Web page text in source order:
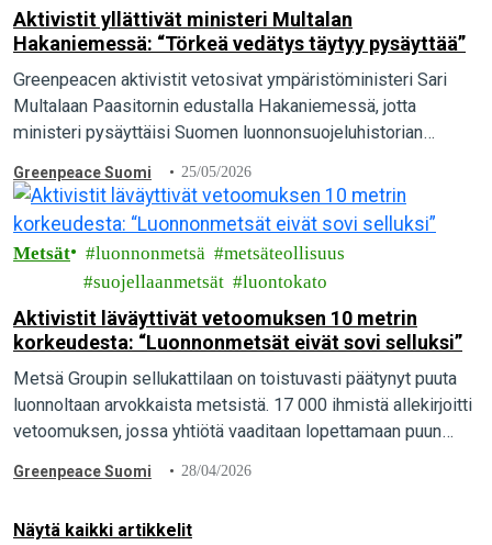
Aktivistit yllättivät ministeri Multalan
Hakaniemessä: “Törkeä vedätys täytyy pysäyttää”
Greenpeacen aktivistit vetosivat ympäristöministeri Sari
Multalaan Paasitornin edustalla Hakaniemessä, jotta
ministeri pysäyttäisi Suomen luonnonsuojeluhistorian
metsätalousministeriön valmistelema törkeä vedätys täytyy
pysäyttää. Ympäristöministeri Sari Multalalla…
Greenpeace Suomi 25/05/2026
Metsät luonnonmetsä
metsäteollisuus
suojellaanmetsät
luontokato
Aktivistit läväyttivät vetoomuksen 10 metrin
korkeudesta: “Luonnonmetsät eivät sovi selluksi”
Metsä Groupin sellukattilaan on toistuvasti päätynyt puuta
luonnoltaan arvokkaista metsistä. 17 000 ihmistä allekirjoitti
vetoomuksen, jossa yhtiötä vaaditaan lopettamaan puun
toimittivat vetoomuksen yhtiön pääkonttorille Espooseen
Greenpeace Suomi 28/04/2026
Näytä kaikki artikkelit